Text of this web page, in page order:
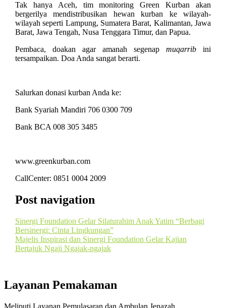
Tak hanya Aceh, tim monitoring Green Kurban akan
bergerilya mendistribusikan hewan kurban ke wilayah-
wilayah seperti Lampung, Sumatera Barat, Kalimantan, Jawa
Barat, Jawa Tengah, Nusa Tenggara Timur, dan Papua.
Pembaca, doakan agar amanah segenapmuqarrib ini
tersampaikan. Doa Anda sangat berarti.
Salurkan donasi kurban Anda ke:
Bank Syariah Mandiri 706 0300 709
Bank BCA 008 305 3485
www.greenkurban.com
CallCenter: 0851 0004 2009
Post navigation
Sinergi Foundation Gelar Silaturahim Anak Yatim “Berbagi
Bersinergi: Cinta Lingkungan”
Majelis Inspirasi dan Sinergi Foundation Gelar Kajian
Bertajuk Ngaji Ngajak-ngajak
Layanan Pemakaman
Meliputi Layanan Pemulasaran dan Ambulan Jenazah